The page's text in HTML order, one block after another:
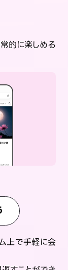
常的に楽しめる
上で手軽に会